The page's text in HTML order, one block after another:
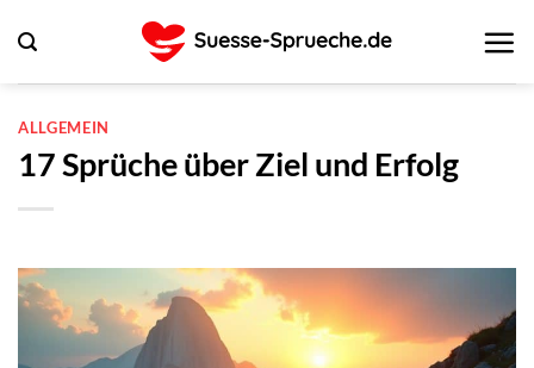
Inhalt
springen
ALLGEMEIN
17 Sprüche über Ziel und Erfolg